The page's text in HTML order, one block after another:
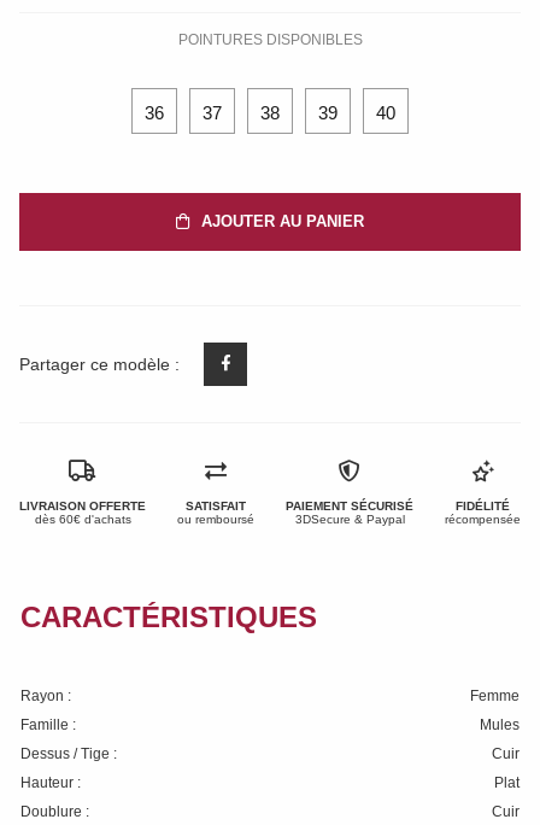
POINTURES DISPONIBLES
36 37 38 39 40
AJOUTER AU PANIER
Partager ce modèle :
LIVRAISON OFFERTE
dès 60€ d'achats
SATISFAIT
ou remboursé
PAIEMENT SÉCURISÉ
3DSecure & Paypal
FIDÉLITÉ
récompensée
CARACTÉRISTIQUES
Rayon :
Femme
Famille :
Mules
Dessus / Tige :
Cuir
Hauteur :
Plat
Doublure :
Cuir